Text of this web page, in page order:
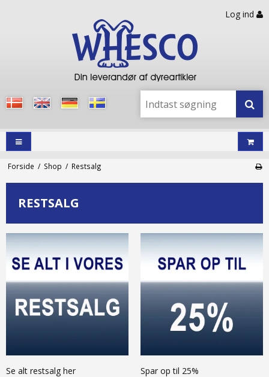
Log ind
Forside / Shop / Restsalg
RESTSALG
Se alt restsalg her Spar op til 25%